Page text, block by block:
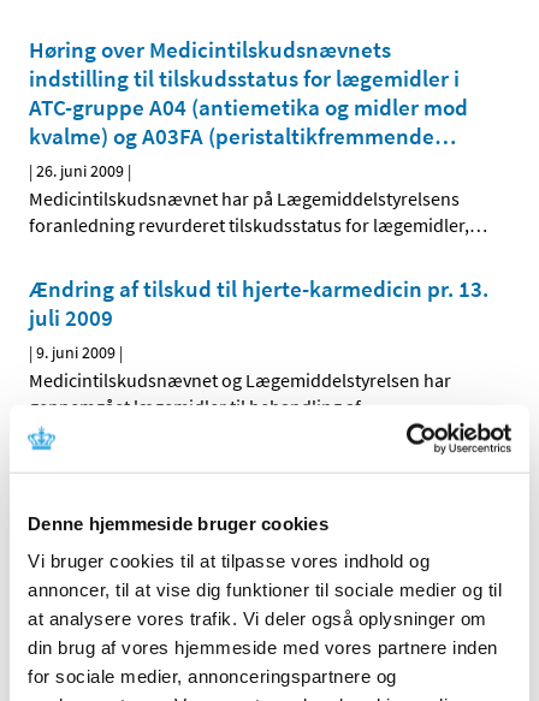
Denne hjemmeside bruger cookies
Vi bruger cookies til at tilpasse vores indhold og
annoncer, til at vise dig funktioner til sociale medier og til
at analysere vores trafik. Vi deler også oplysninger om
din brug af vores hjemmeside med vores partnere inden
for sociale medier, annonceringspartnere og
Høring over Medicintilskudsnævnets
indstilling til tilskudsstatus for lægemidler i
ATC-gruppe A04 (antiemetika og midler mod
kvalme) og A03FA (peristaltik­fremmende…
|26. juni 2009 |
Medicintilskudsnævnet har på Lægemiddelstyrelsens
foranledning revurderet tilskudsstatus for lægemidler,…
Ændring af tilskud til hjerte-karmedicin pr. 13.
juli 2009
|9. juni 2009 |
Medicintilskudsnævnet og Lægemiddelstyrelsen har
gennemgået lægemidler til behandling af…
Tilskudsstatus for lægemidler i ATC-gruppe
Medicintilskudsnævnets indstilling
|3. juni 2009|
Medicintilskudsnævnets indstilling vedrørende fremtidig
tilskudsstatus for laksantia (ATC-grupper A06 og…
Tilskudsstatus for lægemidler i ATC-gruppe